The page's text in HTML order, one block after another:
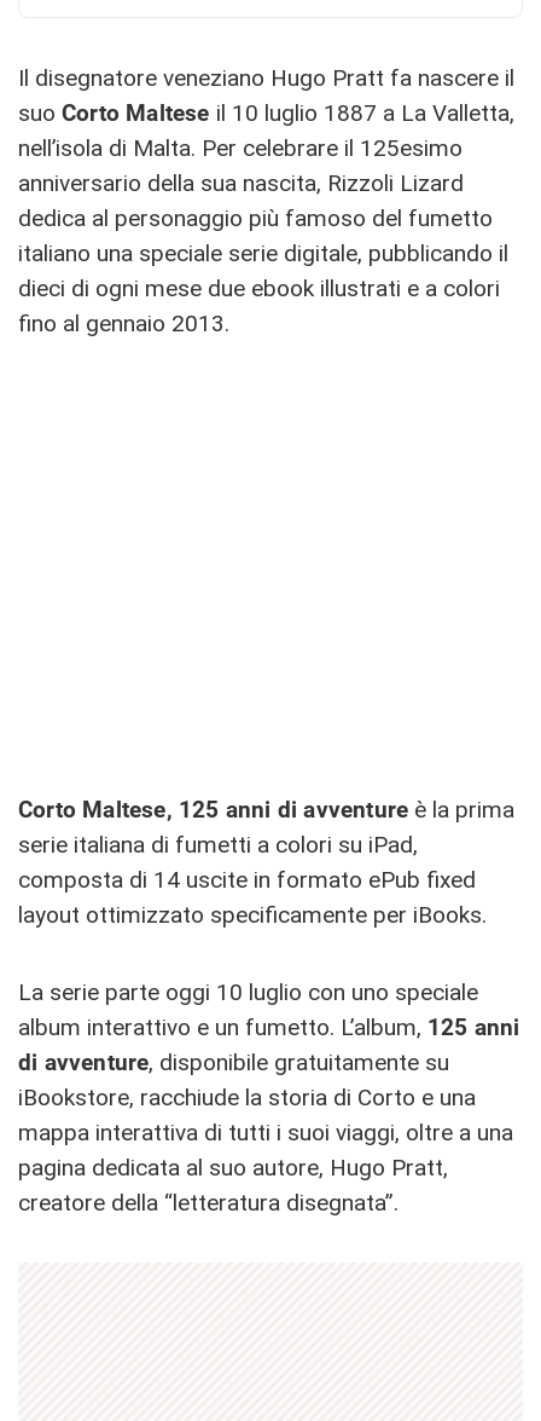
Il disegnatore veneziano Hugo Pratt fa nascere il
suo Corto Maltese il 10 luglio 1887 a La Valletta,
nell’isola di Malta. Per celebrare il 125esimo
anniversario della sua nascita, Rizzoli Lizard
dedica al personaggio più famoso del fumetto
italiano una speciale serie digitale, pubblicando il
dieci di ogni mese due ebook illustrati e a colori
fino al gennaio 2013.
Corto Maltese, 125 anni di avventure è la prima
serie italiana di fumetti a colori su iPad,
composta di 14 uscite in formato ePub fixed
layout ottimizzato specificamente per iBooks.
La serie parte oggi 10 luglio con uno speciale
album interattivo e un fumetto. L’album, 125 anni
di avventure, disponibile gratuitamente su
iBookstore, racchiude la storia di Corto e una
mappa interattiva di tutti i suoi viaggi, oltre a una
pagina dedicata al suo autore, Hugo Pratt,
creatore della “letteratura disegnata”.